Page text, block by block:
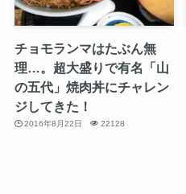
チョモランマはたぶん無
理…。超大盛りで有名「山
の五代」焼肉丼にチャレン
ジしてきた！
2016年8月22日 22128